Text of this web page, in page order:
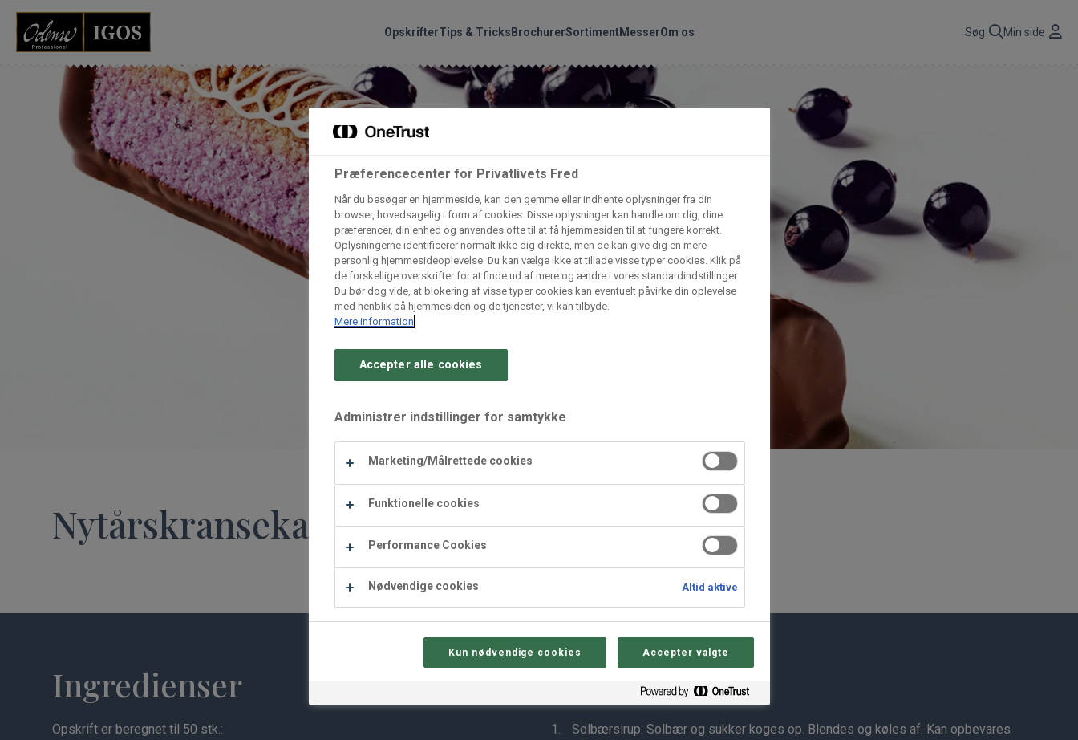
OpskrifterTips & TricksBrochurerSortimentMesserOm os Søg Min side
Nytårskransekage Solbær Glimt
Ingredienser
Opskrift er beregnet til 50 stk.:
Sådan gør du
Solbærsirup: Solbær og sukker koges op. Blendes og køles af. Kan opbevares
Søg
Grossister der forhandler vores produkter
AB Catering A/S Arctic Import CBP A/S
Condi ApS Dagrofa Foodservice Fullhouse Gima Catering A/S
Hørkram Foodservice A/S INCO Cash & Carry L. C. Lauritzen A/S
Vaffelexpressen
Gem dine favoritter!
personlige samling af favoritopskrifter eller produkter.
Bliv medlem af Odense Marcipan's professionelle fællesskab og få
nem adgang til dine gemte opskrifter og produkter - når som helst,
hvor som helst.
Log ind Opret profil
Præferencecenter for Privatlivets Fred
Når du besøger en hjemmeside, kan den gemme eller indhente oplysninger fra din
browser, hovedsagelig i form af cookies. Disse oplysninger kan handle om dig, dine
præferencer, din enhed og anvendes ofte til at få hjemmesiden til at fungere korrekt.
Oplysningerne identificerer normalt ikke dig direkte, men de kan give dig en mere
personlig hjemmesideoplevelse. Du kan vælge ikke at tillade visse typer cookies. Klik på
de forskellige overskrifter for at finde ud af mere og ændre i vores standardindstillinger.
Du bør dog vide, at blokering af visse typer cookies kan eventuelt påvirke din oplevelse
med henblik på hjemmesiden og de tjenester, vi kan tilbyde.
Mere information
Accepter alle cookies
Administrer indstillinger for samtykke
Marketing/Målrettede cookies
Funktionelle cookies
Performance Cookies
Nødvendige cookies Altid aktive
Kun nødvendige cookies Accepter valgte